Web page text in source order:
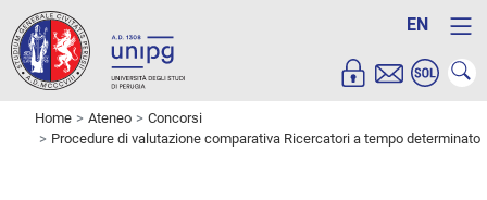
EN
Home Ateneo
Concorsi
Procedure di valutazione comparativa Ricercatori a tempo determinato